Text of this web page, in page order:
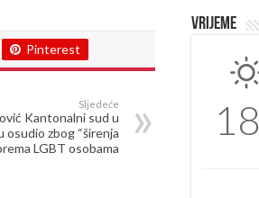
Pinterest
Sljedeće
Kantonalni sud u
osudio zbog “širenja
LGBT osobama
Vrijeme
18